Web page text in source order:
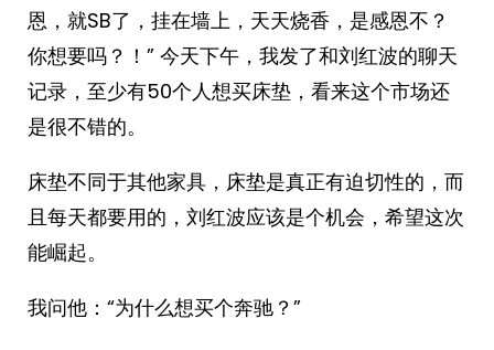
恩，就SB了，挂在墙上，天天烧香，是感恩不？
你想要吗？！” 今天下午，我发了和刘红波的聊天
记录，至少有50个人想买床垫，看来这个市场还
是很不错的。
床垫不同于其他家具，床垫是真正有迫切性的，而
且每天都要用的，刘红波应该是个机会，希望这次
能崛起。
我问他：“为什么想买个奔驰？”